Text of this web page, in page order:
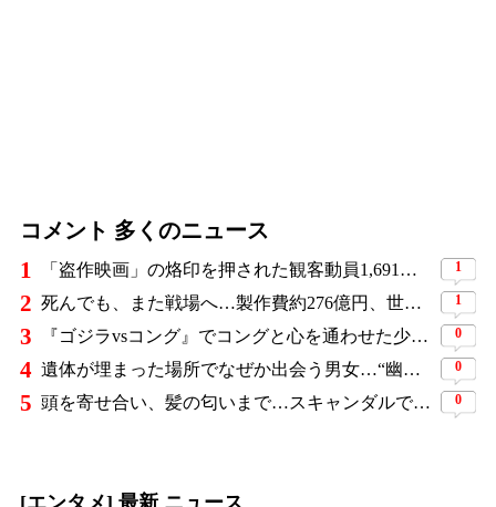
コメント 多くのニュース
1 「盗作映画」の烙印を押された観客動員1,691万人の大ヒット作、裁判所の判断ですべてが覆った 1
2 死んでも、また戦場へ…製作費約276億円、世界興収584億円のSF大作『オール・ユー・ニード・イズ・キル』がついに配信 1
3 『ゴジラvsコング』でコングと心を通わせた少女役、わずか18歳で突然の死…父が事故を起こした19歳少年に伝えた言葉 0
4 遺体が埋まった場所でなぜか出会う男女…“幽霊の証言”で事件を解く『恋は命がけ』がNetflix世界2位 0
5 頭を寄せ合い、髪の匂いまで…スキャンダルで揺れた人気俳優、ベトナム女性歌手との親密動画が公開 0
[エンタメ] 最新 ニュース